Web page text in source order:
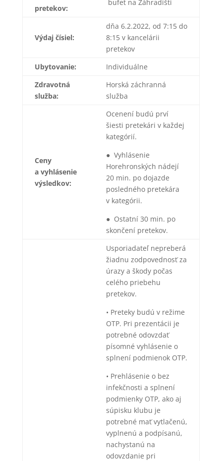
pretekov:
bufet na Záhradišti
Výdaj čísiel:
dňa 6.2.2022, od 7:15 do
8:15 v kancelárii
pretekov
Ubytovanie:
Individuálne
Zdravotná
služba:
Horská záchranná
služba
Ceny
a vyhlásenie
výsledkov:
Ocenení budú prví
šiesti pretekári v každej
kategórií.
● Vyhlásenie
Horehronských nádejí
20 min. po dojazde
posledného pretekára
v kategórii.
● Ostatní 30 min. po
skončení pretekov.
Usporiadateľ nepreberá
žiadnu zodpovednosť za
úrazy a škody počas
celého priebehu
pretekov.
• Preteky budú v režime
OTP. Pri prezentácii je
potrebné odovzdať
písomné vyhlásenie o
splnení podmienok OTP.
• Prehlásenie o bez
infekčnosti a splnení
podmienky OTP, ako aj
súpisku klubu je
potrebné mať vytlačenú,
vyplnenú a podpísanú,
nachystanú na
odovzdanie pri